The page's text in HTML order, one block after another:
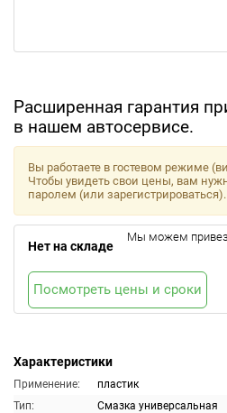
Расширенная гарантия
в нашем автосервисе.
Характеристики
Применение:
пластик
Тип:
Смазка универсальная
Вы работаете в гостевом режиме
Чтобы увидеть свои цены, вам
паролем (или зарегистрироваться).
Нет на складе
Мы можем
Посмотреть цены и сроки